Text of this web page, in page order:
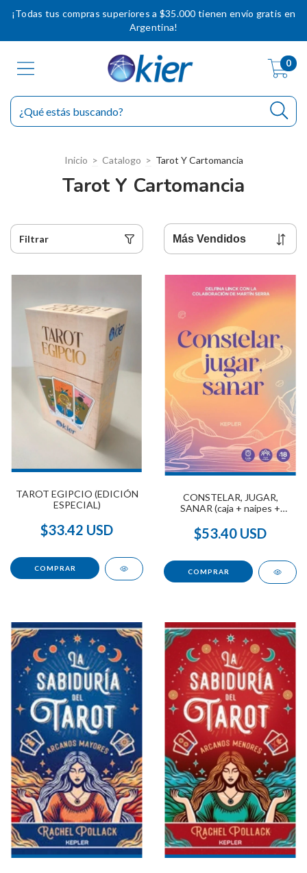
¡Todas tus compras superiores a $35.000 tienen envío gratis en
Argentina!
0
Inicio > Catalogo > Tarot Y Cartomancia
Tarot Y Cartomancia
Filtrar
TAROT EGIPCIO (EDICIÓN
ESPECIAL)
$33.42 USD
CONSTELAR, JUGAR,
SANAR (caja + naipes +
$53.40 USD